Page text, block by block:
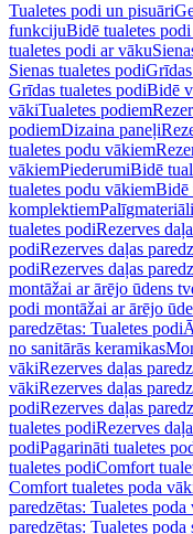
Tualetes podi un pisuāri
funkcijuBidē tualetes
tualetes podi ar vāku
Sienas tualetes podi
Grīdas tualetes podiBidē
vākiTualetes podiem
podiemDizaina paneļi
tualetes podu vākiem
vākiemPiederumiBidē
tualetes podu vākiemBidē
komplektiemPalīgmateriāli
tualetes podiRezerves
podiRezerves daļas
podiRezerves daļas
montāžai ar ārējo ūdens
podi montāžai ar ārējo
paredzētas: Tualetes podi
no sanitārās keramikas
vākiRezerves daļas
vākiRezerves daļas
podiRezerves daļas
tualetes podiRezerves
podiPagarināti tualetes
tualetes podiComfort
Comfort tualetes poda
paredzētas: Tualetes poda
paredzētas: Tualetes poda